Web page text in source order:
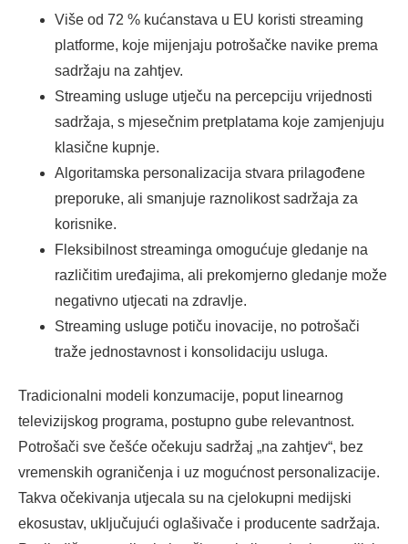
Više od 72 % kućanstava u EU koristi streaming
platforme, koje mijenjaju potrošačke navike prema
sadržaju na zahtjev.
Streaming usluge utječu na percepciju vrijednosti
sadržaja, s mjesečnim pretplatama koje zamjenjuju
klasične kupnje.
Algoritamska personalizacija stvara prilagođene
preporuke, ali smanjuje raznolikost sadržaja za
korisnike.
Fleksibilnost streaminga omogućuje gledanje na
različitim uređajima, ali prekomjerno gledanje može
negativno utjecati na zdravlje.
Streaming usluge potiču inovacije, no potrošači
traže jednostavnost i konsolidaciju usluga.
Tradicionalni modeli konzumacije, poput linearnog
televizijskog programa, postupno gube relevantnost.
Potrošači sve češće očekuju sadržaj „na zahtjev“, bez
vremenskih ograničenja i uz mogućnost personalizacije.
Takva očekivanja utjecala su na cjelokupni medijski
ekosustav, uključujući oglašivače i producente sadržaja.